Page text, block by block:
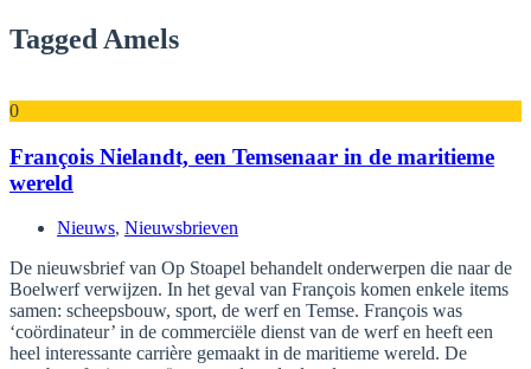
Tagged Amels
0
François Nielandt, een Temsenaar in de maritieme
wereld
Nieuws, Nieuwsbrieven
De nieuwsbrief van Op Stoapel behandelt onderwerpen die naar de
Boelwerf verwijzen. In het geval van François komen enkele items
samen: scheepsbouw, sport, de werf en Temse. François was
‘coördinateur’ in de commerciële dienst van de werf en heeft een
heel interessante carrière gemaakt in de maritieme wereld. De